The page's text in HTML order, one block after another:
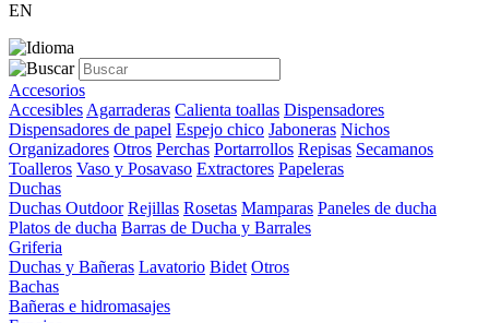
EN
Accesorios
Accesibles Agarraderas Calienta toallas Dispensadores
Dispensadores de papel Espejo chico Jaboneras Nichos
Organizadores Otros Perchas Portarrollos Repisas Secamanos
Toalleros Vaso y Posavaso Extractores Papeleras
Duchas
Duchas Outdoor Rejillas Rosetas Mamparas Paneles de ducha
Platos de ducha Barras de Ducha y Barrales
Griferia
Duchas y Bañeras Lavatorio Bidet Otros
Bachas
Bañeras e hidromasajes